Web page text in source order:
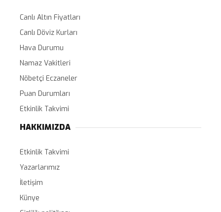
Canlı Altın Fiyatları
Canlı Döviz Kurları
Hava Durumu
Namaz Vakitleri
Nöbetçi Eczaneler
Puan Durumları
Etkinlik Takvimi
HAKKIMIZDA
Etkinlik Takvimi
Yazarlarımız
İletişim
Künye